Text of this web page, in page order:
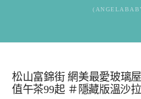
松山富錦街 網美最愛玻璃
值午茶99起 ＃隱藏版溫沙